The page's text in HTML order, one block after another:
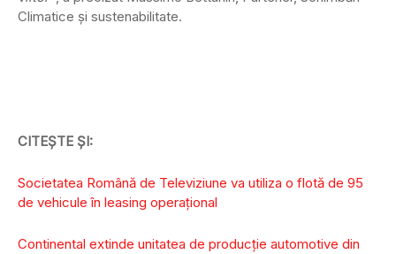
Climatice şi sustenabilitate.
CITEȘTE ȘI:
Societatea Română de Televiziune va utiliza o flotă de 95
de vehicule în leasing operațional
Continental extinde unitatea de producție automotive din